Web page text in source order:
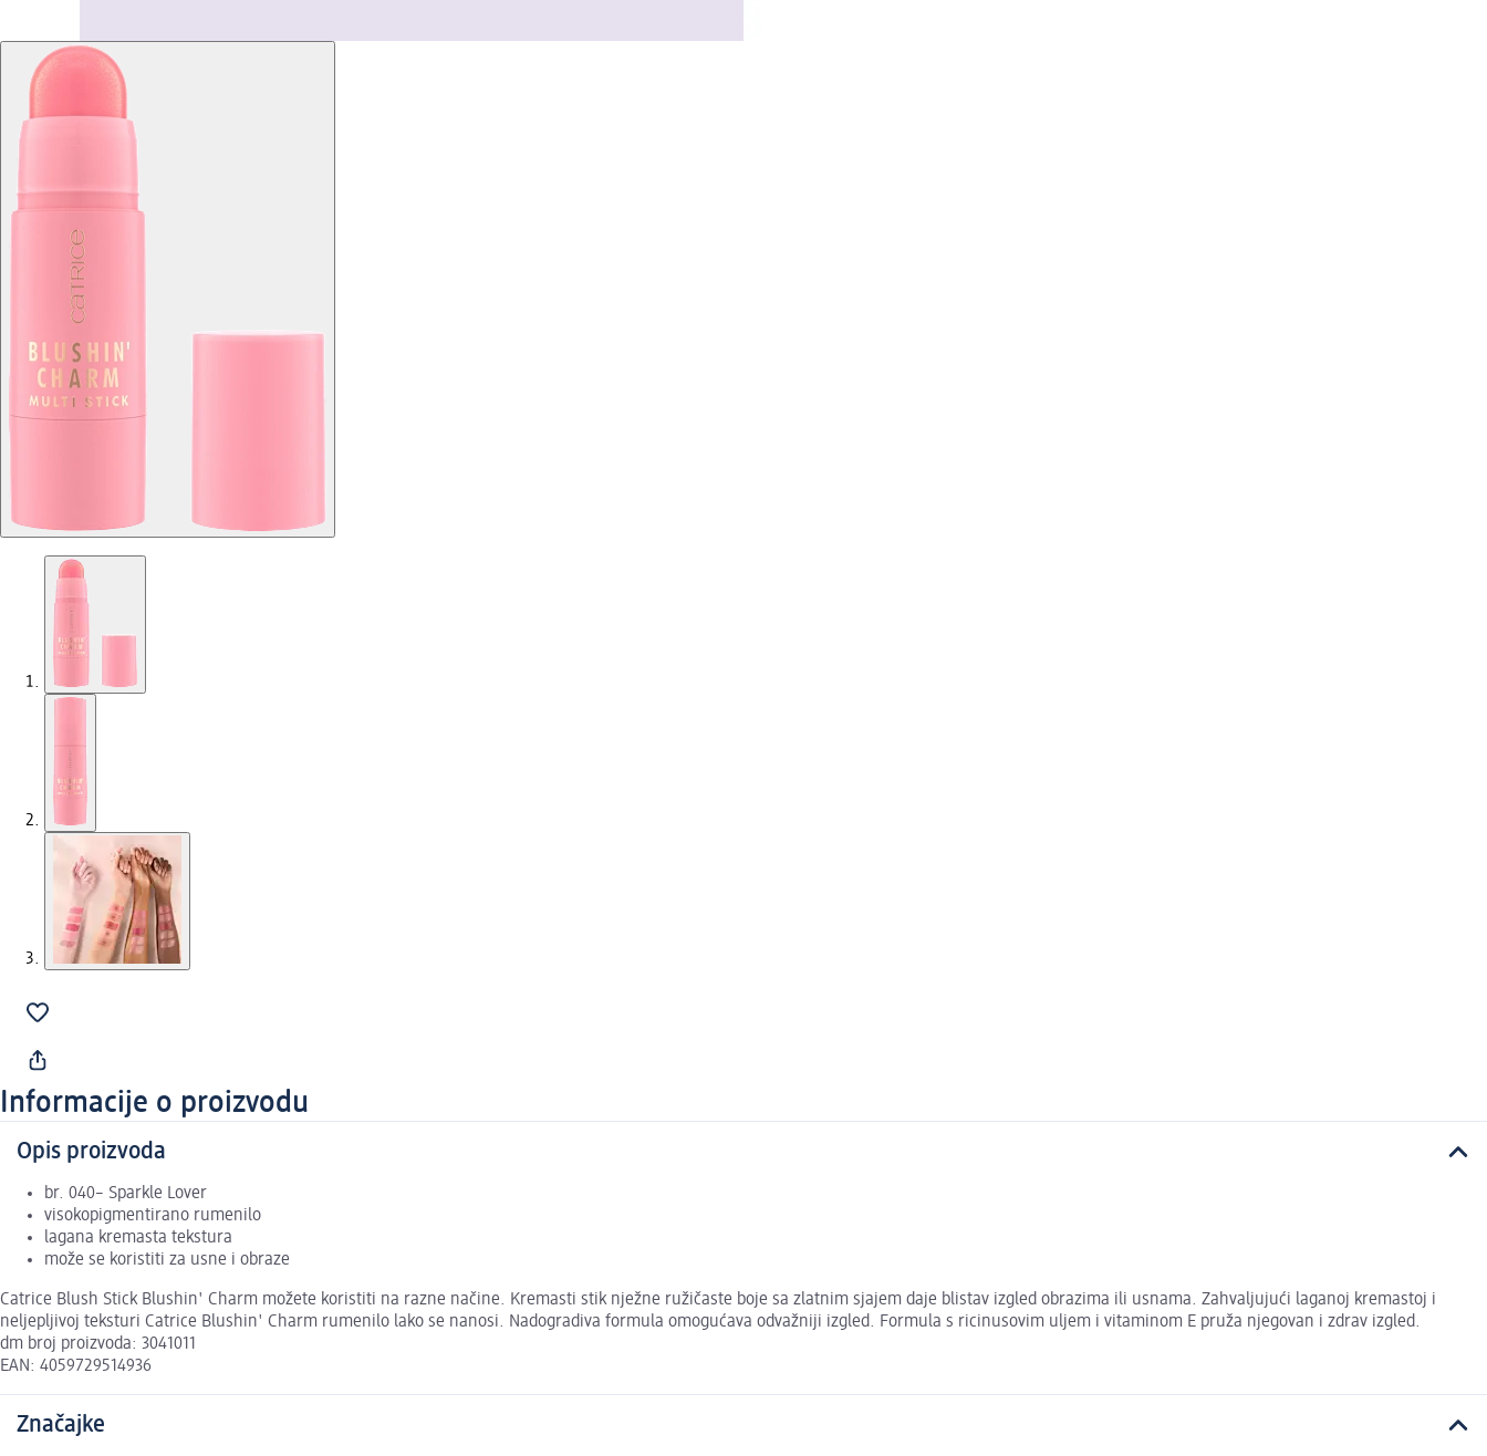
Informacije o proizvodu
Opis proizvoda
br. 040– Sparkle Lover
visokopigmentirano rumenilo
lagana kremasta tekstura
može se koristiti za usne i obraze
Catrice Blush Stick Blushin' Charm možete koristiti na razne načine. Kremasti stik nježne ružičaste boje sa zlatnim sjajem daje blistav izgled obrazima ili usnama. Zahvaljujući laganoj kremastoj i
neljepljivoj teksturi Catrice Blushin' Charm rumenilo lako se nanosi. Nadogradiva formula omogućava odvažniji izgled. Formula s ricinusovim uljem i vitaminom E pruža njegovan i zdrav izgled.
dm broj proizvoda: 3041011
EAN: 4059729514936
Značajke